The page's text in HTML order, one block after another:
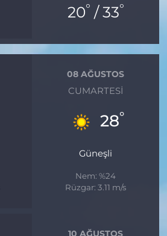
20° / 33°
08 AĞUSTOS
CUMARTESI
28°
Güneşli
Nem: %24
Rüzgar: 3.11 m/s
10 AĞUSTOS